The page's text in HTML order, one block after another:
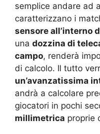
semplice andare ad
caratterizzano i
sensore all’interno
una dozzina di
campo, renderà
di calcolo. Il tutto
un’avanzatissima
andrà a calcolare
giocatori in pochi
millimetrica proprie